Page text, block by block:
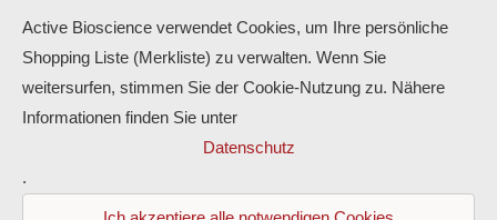
Antikörper
Active Bioscience verwendet Cookies, um Ihre persönliche
Shopping Liste (Merkliste) zu verwalten. Wenn Sie
weitersurfen, stimmen Sie der Cookie-Nutzung zu. Nähere
Informationen finden Sie unter
Datenschutz
.